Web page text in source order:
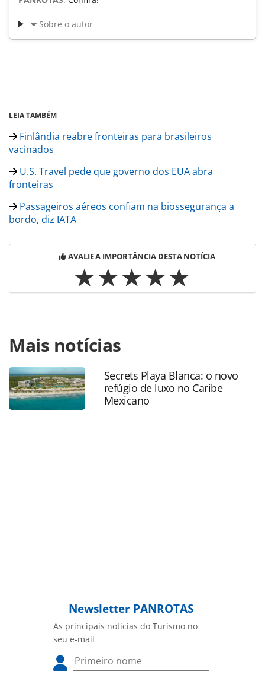
Sobre o autor
LEIA TAMBÉM
Finlândia reabre fronteiras para brasileiros
vacinados
U.S. Travel pede que governo dos EUA abra
fronteiras
Passageiros aéreos confiam na biossegurança a
bordo, diz IATA
AVALIE A IMPORTÂNCIA DESTA NOTÍCIA
https://www.panrotas.com.br/aviacao/empresas/2021/07/
operar-na-argentina-esta-se-tornando-
inviavel_183110.html ou as ferramentas oferecidas na
página. Todo o conteúdo produzido pela PANROTAS
Editora é protegido pela legislação brasileira sobre direito
autoral. Não reproduza o conteúdo sem autorização da
Mais notícias
Secrets Playa Blanca: o novo
refúgio de luxo no Caribe
Mexicano
Newsletter PANROTAS
As principais notícias do Turismo no
seu e-mail